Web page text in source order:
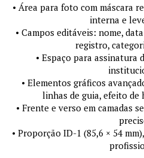
• Área para foto com máscara
interna e
• Campos editáveis: nome,
registro,
• Espaço para
• Elementos gráficos
linhas de guia, efeito de
• Frente e verso em camadas
• Proporção ID-1 (85,6 × 54